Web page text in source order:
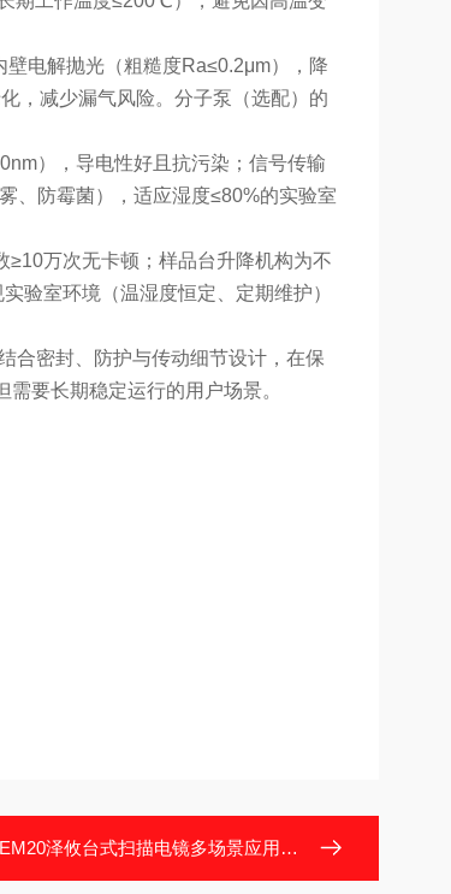
电解抛光（粗糙度Ra≤0.2μm），降
，减少漏气风险。分子泵（选配）的
），导电性好且抗污染；信号传输
、防霉菌），适应湿度≤80%的实验室
万次无卡顿；样品台升降机构为不
验室环境（温湿度恒定、定期维护）
合密封、防护与传动细节设计，在保
要长期稳定运行的用户场景。
泽攸台式扫描电镜多场景应用与实例解析